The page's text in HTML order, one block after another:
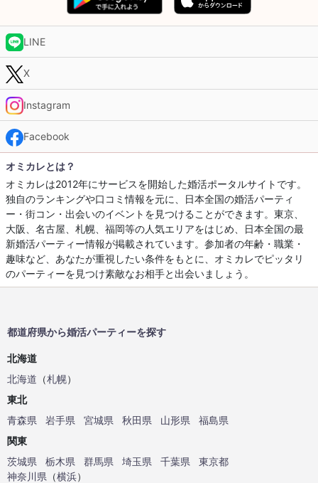
LINE
X
Instagram
Facebook
オミカレとは？
オミカレは2012年にサービスを開始した婚活ポータルサイトです。
独自のランキングや口コミ情報を元に、日本全国の婚活パーティ
ー・街コン・出会いのイベントを見つけることができます。東京、
大阪、名古屋、札幌、福岡等の人気エリアをはじめ、日本全国の最
新婚活パーティー情報が掲載されています。参加者の年齢・職業・
趣味など、あなたが重視したい条件をもとに、オミカレでピッタリ
のパーティーを見つけ素敵なお相手と出会いましょう。
都道府県から婚活パーティーを探す
北海道
北海道 （札幌）
東北
青森県
岩手県 宮城県 秋田県 山形県
福島県
関東
茨城県
栃木県 群馬県 埼玉県 千葉県
東京都
神奈川県 （横浜）